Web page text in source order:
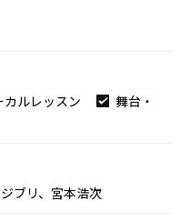
カルレッスン
舞台・
ブリ、宮本浩次